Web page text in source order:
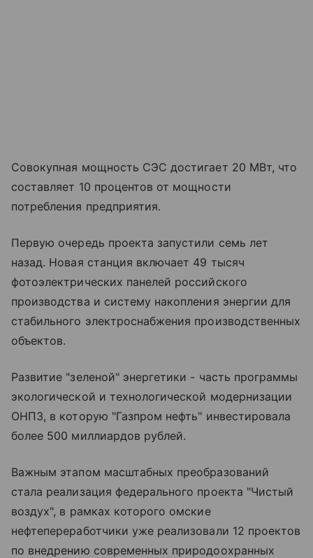
Совокупная мощность СЭС достигает 20 МВт, что
составляет 10 процентов от мощности
потребления предприятия.
Первую очередь проекта запустили семь лет
назад. Новая станция включает 49 тысяч
фотоэлектрических панелей российского
производства и систему накопления энергии для
стабильного электроснабжения производственных
объектов.
Развитие "зеленой" энергетики - часть программы
экологической и технологической модернизации
ОНПЗ, в которую "Газпром нефть" инвестировала
более 500 миллиардов рублей.
Важным этапом масштабных преобразований
стала реализация федерального проекта "Чистый
воздух", в рамках которого омские
нефтепереработчики уже реализовали 12 проектов
по внедрению современных природоохранных